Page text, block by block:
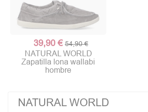
39,90 € 54,90 €
NATURAL WORLD
Zapatilla lona wallabi
hombre
NATURAL WORLD